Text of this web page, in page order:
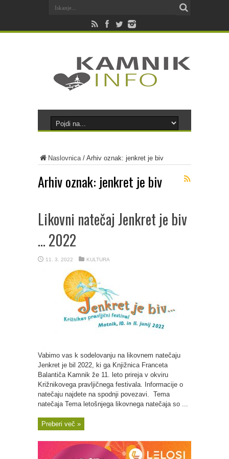
Naslovnica/ Arhiv oznak: jenkret je biv
Arhiv oznak: jenkret je biv
Likovni natečaj Jenkret je biv
… 2022
11. 3. 2022 KULTURA
Vabimo vas k sodelovanju na likovnem natečaju
Jenkret je bil 2022, ki ga Knjižnica Franceta
Balantiča Kamnik že 11. leto prireja v okviru
Križnikovega pravljičnega festivala. Informacije o
natečaju najdete na spodnji povezavi. Tema
natečaja Tema letošnjega likovnega natečaja so ...
Preberi več »